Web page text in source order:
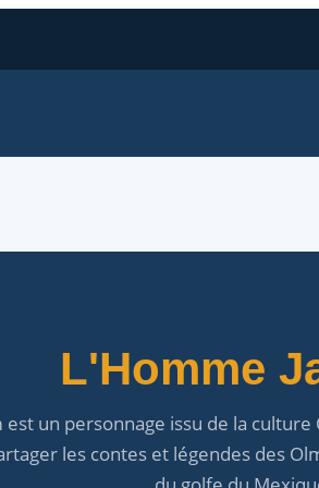
L'Homme
est un personnage issu de la
les contes et légendes des